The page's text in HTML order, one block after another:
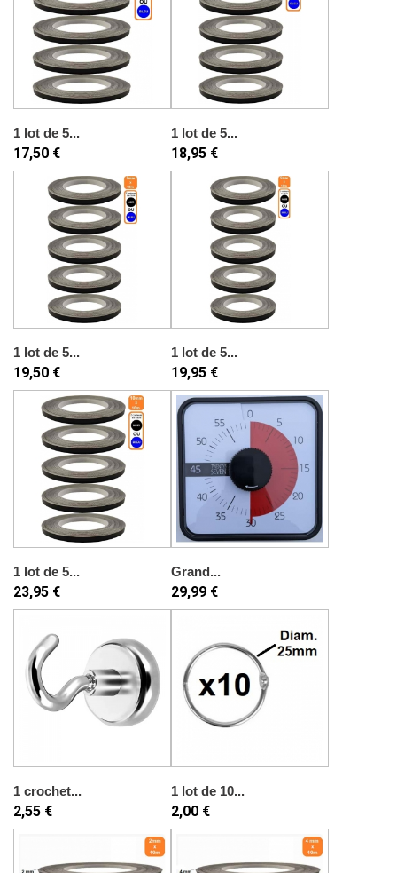
1 lot de 5...
17,50 €
1 lot de 5...
18,95 €
1 lot de 5...
19,50 €
1 lot de 5...
19,95 €
1 lot de 5...
23,95 €
Grand...
29,99 €
1 crochet...
2,55 €
1 lot de 10...
2,00 €